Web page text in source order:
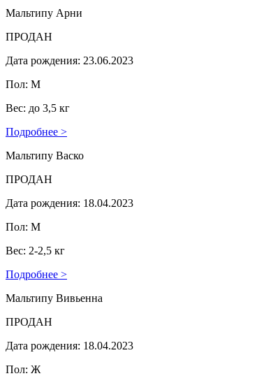
Мальтипу Арни
ПРОДАН
Дата рождения: 23.06.2023
Пол: М
Вес: до 3,5 кг
Подробнее >
Мальтипу Васко
ПРОДАН
Дата рождения: 18.04.2023
Пол: М
Вес: 2-2,5 кг
Подробнее >
Мальтипу Вивьенна
ПРОДАН
Дата рождения: 18.04.2023
Пол: Ж